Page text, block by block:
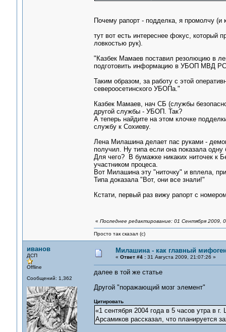
Почему рапорт - подделка, я промолчу (и
тут вот есть интереснее фокус,
ловкостью рук).
"Казбек Мамаев поставил резолюцию в
подготовить информацию в УБОП МВД
Таким образом, за работу с этой
североосетинского УБОПа."
Казбек Мамаев, нач СБ (службы
другой службы - УБОП. Так?
А теперь найдите на этом клочке
службу к Сохиеву.
Лена Милашина делает пас руками -
получил. Ну типа если она показала
Для чего? В бумажке никаких ниточек к
участником процеса.
Вот Милашина эту "ниточку" и вплела,
Типа доказала "Вот, они все знали!"
Кстати, первый раз вижу рапорт с
« Последнее редактирование: 01 Сентября 2009,
Просто так сказал (с)
иванов
ДСП
Offline
Сообщений: 1,362
Милашина - как главный
« Ответ #4 :31 Августа 2009, 21:07:26 »
далее в той же статье
Другой "поражающий мозг элемент"
Цитировать
«1 сентября 2004 года в 5 часов утра в
Арсамиков рассказал, что планируется